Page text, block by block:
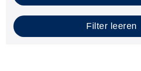
Filter leeren